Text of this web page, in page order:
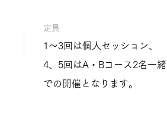
定員
1〜3回は個人セッション、
4、5回はA・Bコース2名一緒
での開催となります。